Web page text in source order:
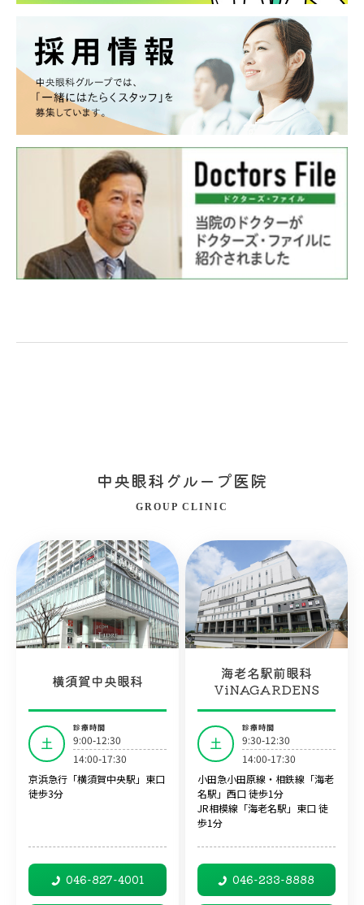
中央眼科グループ医院
GROUP CLINIC
横須賀中央眼科
土
診療時間
9:00-12:30
14:00-17:30
京浜急行「横須賀中央駅」東口
徒歩3分
046-827-4001
海老名駅前眼科
ViNAGARDENS
土
診療時間
9:30-12:30
14:00-17:30
小田急小田原線・相鉄線「海老
名駅」西口 徒歩1分
JR相模線「海老名駅」東口 徒
歩1分
046-233-8888